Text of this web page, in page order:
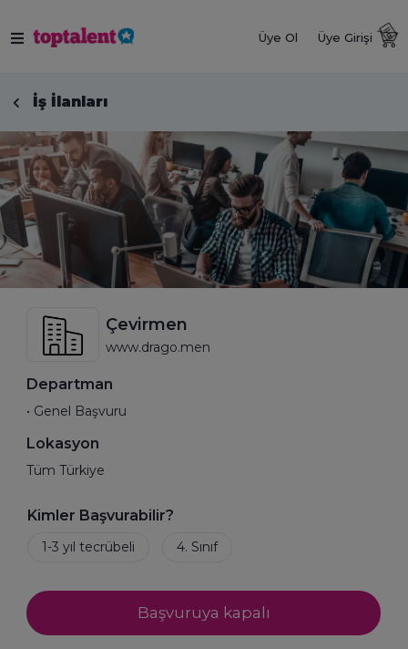
Üye Ol Üye Girişi
İş İlanları
Çevirmen
www.drago.men
Departman
• Genel Başvuru
Lokasyon
Tüm Türkiye
Kimler Başvurabilir?
Başvuruya kapalı